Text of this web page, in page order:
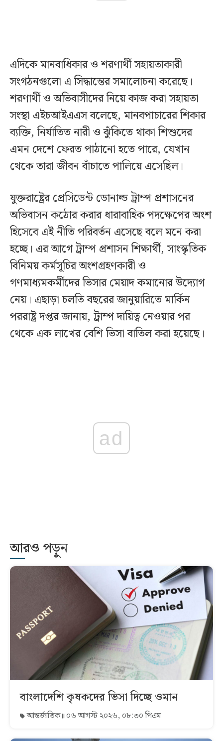
এদিকে মানবাধিকার ও শরণার্থী সহায়তাকারী
সংগঠনগুলো এ সিদ্ধান্তের সমালোচনা করেছে।
শরণার্থী ও অভিবাসীদের নিয়ে কাজ করা সহায়তা
সংস্থা এইচআইএএস বলেছে, মানবপাচারের শিকার
ব্যক্তি, নির্যাতিত নারী ও ঝুঁকিতে থাকা শিশুদের
এমন দেশে ফেরত পাঠানো হতে পারে, যেখান
থেকে তারা জীবন বাঁচাতে পালিয়ে এসেছিল।
যুক্তরাষ্ট্রের প্রেসিডেন্ট ডোনাল্ড ট্রাম্প প্রশাসনের
অভিবাসন কঠোর করার ধারাবাহিক পদক্ষেপের অংশ
হিসেবে এই নীতি পরিবর্তন এসেছে বলে মনে করা
হচ্ছে। এর আগে ট্রাম্প প্রশাসন শিক্ষার্থী, সাংস্কৃতিক
বিনিময় কর্মসূচির অংশগ্রহণকারী ও
গণমাধ্যমকর্মীদের ভিসার মেয়াদ কমানোর উদ্যোগ
নেয়। এছাড়া চলতি বছরের জানুয়ারিতে মার্কিন
পররাষ্ট্র দপ্তর জানায়, ট্রাম্প দায়িত্ব নেওয়ার পর
থেকে এক লাখের বেশি ভিসা বাতিল করা হয়েছে।
ad
আরও পড়ুন
বাংলাদেশি কৃষকদের ভিসা দিচ্ছে ওমান
আন্তর্জাতিক ০৬ আগস্ট ২০২৬, ০৮:৩০ পিএম